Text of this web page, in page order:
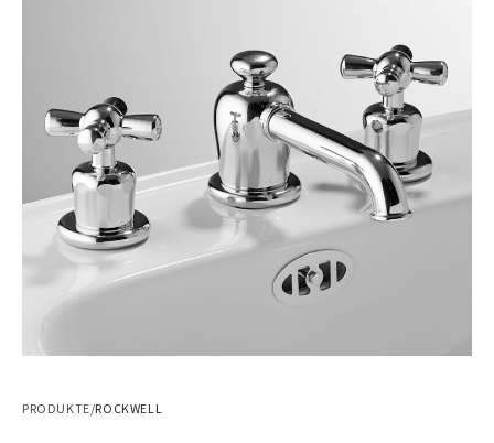
PRODUKTE/ROCKWELL